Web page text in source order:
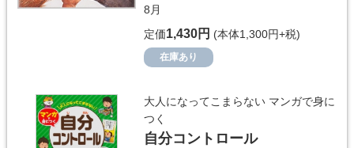
8月
定価1,430円 (本体1,300円+税)
在庫あり
大人になってこまらない マンガで身に
つく
自分コントロール